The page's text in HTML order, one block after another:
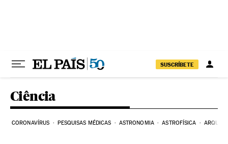
SUSCRÍBETE
Ciência
CORONAVÍRUS PESQUISAS MÉDICAS ASTRONOMIA ASTROFÍSICA